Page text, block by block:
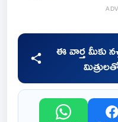
ఈ వార్త మీకు